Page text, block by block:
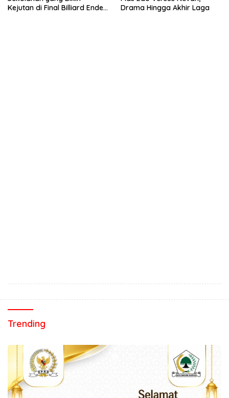
Kejutan di Final Billiard Ende
Drama Hingga Akhir Laga
Trending